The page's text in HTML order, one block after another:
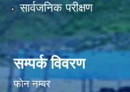
सार्वजनिक परीक्षण
सम्पर्क विवरण
फाेन न‌‍‍‍‌‌म्बर